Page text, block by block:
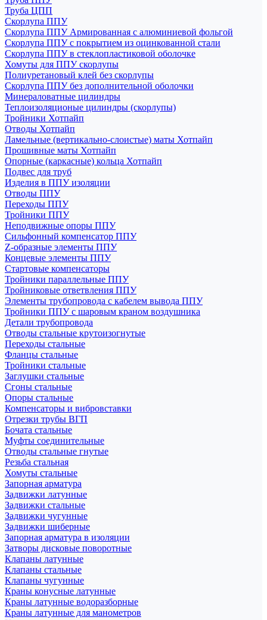
Труба ЦПП
Скорлупа ППУ
Скорлупа ППУ Армированная с алюминиевой фольгой
Скорлупа ППУ с покрытием из оцинкованной стали
Скорлупа ППУ в стеклопластиковой оболочке
Хомуты для ППУ скорлупы
Полиуретановый клей без скорлупы
Скорлупа ППУ без дополнительной оболочки
Минераловатные цилиндры
Теплоизоляционые цилиндры (скорлупы)
Тройники Хотпайп
Отводы Хотпайп
Ламельные (вертикально-слоистые) маты Хотпайп
Прошивные маты Хотпайп
Опорные (каркасные) кольца Хотпайп
Подвес для труб
Изделия в ППУ изоляции
Отводы ППУ
Переходы ППУ
Тройники ППУ
Неподвижные опоры ППУ
Cильфонный компенсатор ППУ
Z-образные элементы ППУ
Концевые элементы ППУ
Стартовые компенсаторы
Тройники параллельные ППУ
Тройниковые ответвления ППУ
Элементы трубопровода с кабелем вывода ППУ
Тройники ППУ с шаровым краном воздушника
Детали трубопровода
Отводы стальные крутоизогнутые
Переходы стальные
Фланцы стальные
Тройники стальные
Заглушки стальные
Сгоны стальные
Опоры стальные
Компенсаторы и вибровставки
Отрезки трубы ВГП
Бочата стальные
Муфты соединительные
Отводы стальные гнутые
Резьба стальная
Хомуты стальные
Запорная арматура
Задвижки латунные
Задвижки стальные
Задвижки чугунные
Задвижки шиберные
Запорная арматура в изоляции
Затворы дисковые поворотные
Клапаны латунные
Клапаны стальные
Клапаны чугунные
Краны конусные латунные
Краны латунные водоразборные
Краны латунные для манометров